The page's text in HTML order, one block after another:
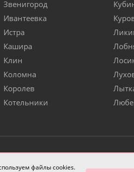
Звенигород
Ивантеевка
Истра
Кашира
Клин
Коломна
Королев
Котельники
ИНН 331405822720 |
файлы cookies.